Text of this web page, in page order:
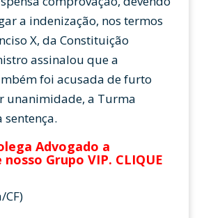
a indenização, nos termos
X, da Constituição
assinalou que a
foi acusada de furto
unanimidade, a Turma
sentença.
Advogado a
Grupo VIP. CLIQUE